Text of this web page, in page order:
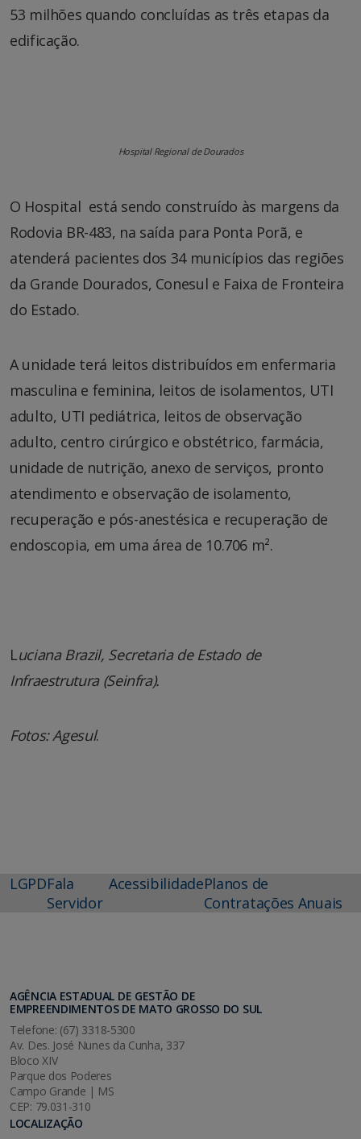
53 milhões quando concluídas as três etapas da
edificação.
Hospital Regional de Dourados
O Hospital está sendo construído às margens da
Rodovia BR-483, na saída para Ponta Porã, e
atenderá pacientes dos 34 municípios das regiões
da Grande Dourados, Conesul e Faixa de Fronteira
do Estado.
A unidade terá leitos distribuídos em enfermaria
masculina e feminina, leitos de isolamentos, UTI
adulto, UTI pediátrica, leitos de observação
adulto, centro cirúrgico e obstétrico, farmácia,
unidade de nutrição, anexo de serviços, pronto
atendimento e observação de isolamento,
recuperação e pós-anestésica e recuperação de
endoscopia, em uma área de 10.706 m².
Luciana Brazil, Secretaria de Estado de
Infraestrutura (Seinfra).
Fotos: Agesul.
LGPDFala
Servidor
AcessibilidadePlanos de
Contratações Anuais
AGÊNCIA ESTADUAL DE GESTÃO DE
EMPREENDIMENTOS DE MATO GROSSO DO SUL
Telefone: (67) 3318-5300
Av. Des. José Nunes da Cunha, 337
Bloco XIV
Parque dos Poderes
Campo Grande | MS
CEP: 79.031-310
LOCALIZAÇÃO